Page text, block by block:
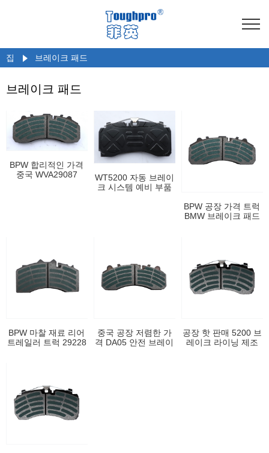
집 브레이크 패드
브레이크 패드
BPW 합리적인 가격
중국 WVA29087
WT5200 자동 브레이
크 시스템 예비 부품
BPW 공장 가격 트럭
BMW 브레이크 패드
BPW 마찰 재료 리어
트레일러 트럭 29228
중국 공장 저렴한 가
격 DA05 안전 브레이
공장 핫 판매 5200 브
레이크 라이닝 제조